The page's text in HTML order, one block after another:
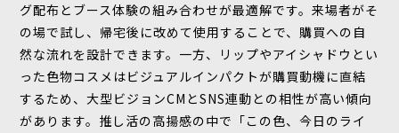
グ配布とブース体験の組み合わせが最適解です。来場者がそ
の場で試し、帰宅後に改めて使用することで、購買への自
然な流れを設計できます。一方、リップやアイシャドウとい
った色物コスメはビジュアルインパクトが購買動機に直結
するため、大型ビジョンCMとSNS連動との相性が高い傾向
があります。推し活の高揚感の中で「この色、今日のライ